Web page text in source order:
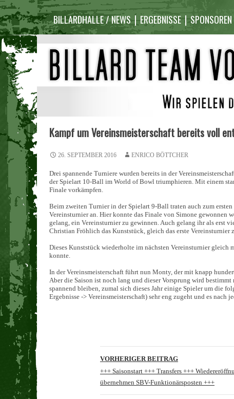
Inhalt
überspringen
BILLARDHALLE / NEWS ERGEBNISSE SPONSOREN
Kampf um Vereinsmeisterschaft bereits voll
26. SEPTEMBER 2016 ENRICO BÖTTCHER
Drei spannende Turniere wurden bereits in der
der Spielart 10-Ball im World of Bowl triumphieren. Mit einem
Finale vorkämpfen.
Beim zweiten Turnier in der Spielart 9-Ball traten auch zum
Vereinsturnier an. Hier konnte das Finale von Simone gewonnen
gelang, ein Vereinsturnier zu gewinnen. Auch gelang ihr als erst
Christian Fröhlich das Kunststück, gleich das erste Vereinsturnier
Dieses Kunststück wiederholte im nächsten Vereinsturnier gleich
konnte.
In der Vereinsmeisterschaft führt nun Monty, der mit knapp
Aber die Saison ist noch lang und dieser Vorsprung wird
spannend bleiben, zumal sich dieses Jahr einige Spieler um die
Ergebnisse -> Vereinsmeisterschaft) sehr eng zugeht und es
Beitragsnavigation
VORHERIGER BEITRAG
+++ Saisonstart +++ Transfers +++
übernehmen SBV-Funktionärsposten +++